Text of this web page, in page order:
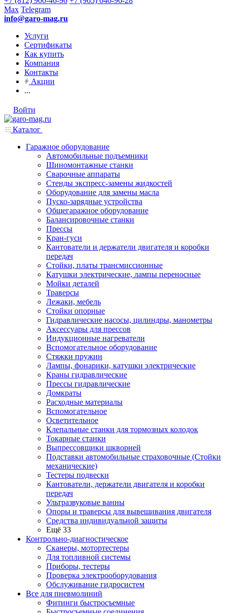
Max Telegram
info@garo-mag.ru
Услуги
Сертификаты
Как купить
Компания
Контакты
Акции
...
Войти
Каталог
Гаражное оборудование
Автомобильные подъемники
Шиномонтажные станки
Сварочные аппараты
Стенды экспресс-замены жидкостей
Оборудование для замены масла
Пуско-зарядные устройства
Общегаражное оборудование
Балансировочные станки
Прессы
Кран-гуси
Кантователи и держатели двигателя и коробки
передач
Стойки, платы трансмиссионные
Катушки электрические, лампы переносные
Мойки деталей
Траверсы
Лежаки, мебель
Стойки опорные
Гидравлические насосы, цилиндры, манометры
Аксессуары для прессов
Индукционные нагреватели
Вспомогательное оборудование
Стяжки пружин
Лампы, фонарики, катушки электрические
Краны гидравлические
Прессы гидравлические
Домкраты
Расходные материалы
Вспомогательное
Осветительное
Клепальные станки для тормозных колодок
Токарные станки
Выпрессовщики шкворней
Подставки автомобильные страховочные (Стойки
механические)
Тестеры подвески
Кантователи, держатели двигателя и коробки
передач
Ультразвуковые ванны
Опоры и траверсы для вывешивания двигателя
Средства индивидуальной защиты
Ещё 33
Контрольно-диагностическое
Сканеры, мотортестеры
Для топливной системы
Приборы, тестеры
Проверка электрооборудования
Обслуживание гидросистем
Все для пневмолиний
Фитинги быстросъемные